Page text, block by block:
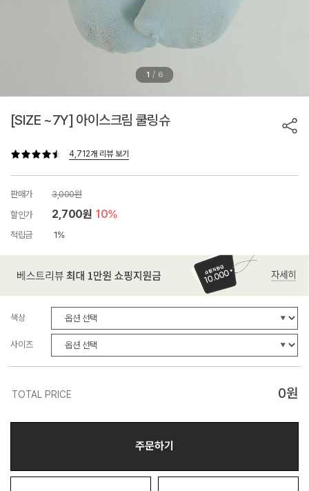
1 / 6
[SIZE ~7Y] 아이스크림 쿨링슈
4,712개 리뷰 보기
판매가
3,000원
할인가
2,700원 10%
적립금 1%
색상
사이즈
TOTAL PRICE 0원
주문하기